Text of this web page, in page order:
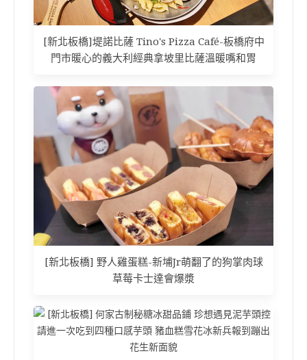
[新北板橋]堤諾比薩 Tino's Pizza Café-板橋府中
門市暖心的義大利經典拿坡里比薩溫暖嘴和胃
[新北板橋] 野人雞蛋糕-新埔Jr萌翻了的狗掌肉球
草莓卡士達會爆漿